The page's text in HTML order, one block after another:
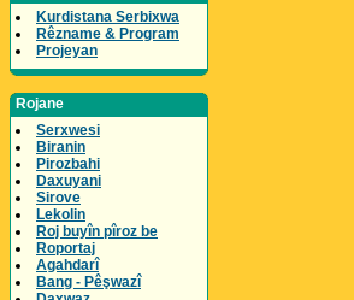
Kurdistana Serbixwa
Rêzname & Program
Projeyan
Rojane
Serxwesi
Biranin
Pirozbahi
Daxuyani
Sirove
Lekolin
Roj buyîn pîroz be
Roportaj
Agahdarî
Bang - Pêşwazî